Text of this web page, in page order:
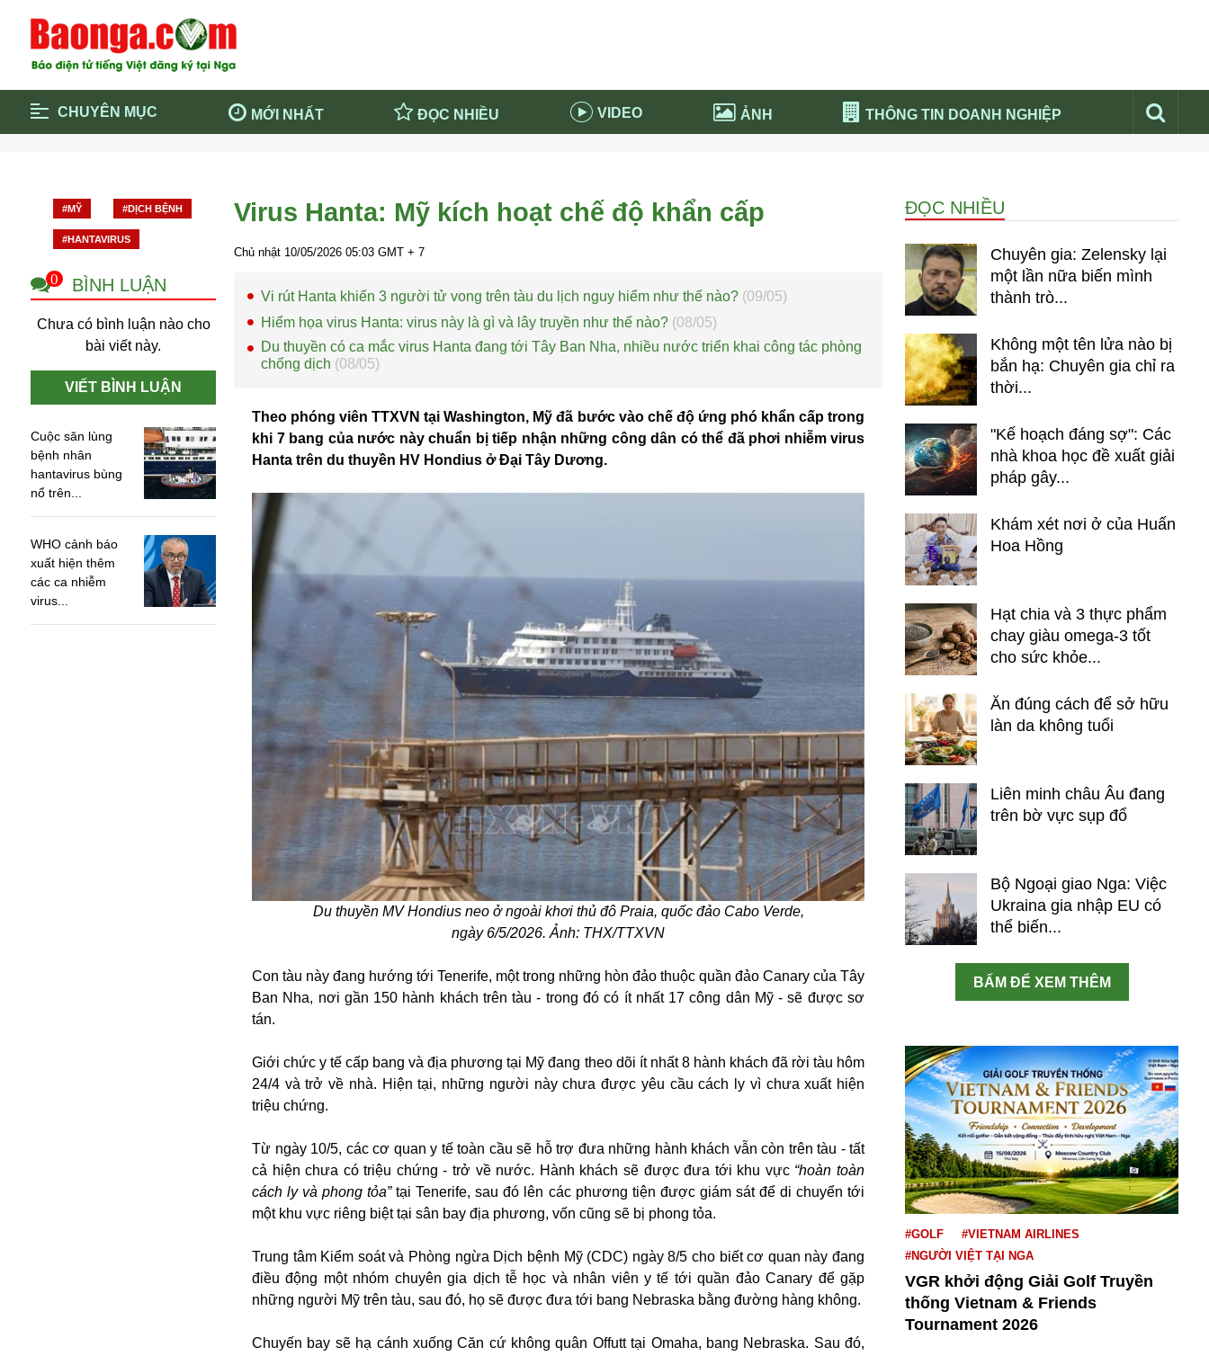
CHUYÊN MỤC MỚI NHẤT ĐỌC NHIỀU VIDEO ẢNH THÔNG TIN DOANH NGHIỆP
Nổi bật báo nga
Cộng đồng
Thông tin nước Nga NABU EDUCATION
Thư viện media
Cuộc sống quanh ta
Khám phá nước Nga
Phân tích thị trường Nga 2026
Quảng cáo
#MỸ #DỊCH BỆNH
#HANTAVIRUS
0 BÌNH LUẬN
Chưa có bình luận nào cho
bài viết này.
VIẾT BÌNH LUẬN
Cuộc săn lùng
bệnh nhân
hantavirus bùng
nổ trên...
WHO cảnh báo
xuất hiện thêm
các ca nhiễm
virus...
Virus Hanta: Mỹ kích hoạt chế độ khẩn cấp
Chủ nhật 10/05/2026 05:03 GMT + 7
Vi rút Hanta khiến 3 người tử vong trên tàu du lịch nguy hiểm như thế nào? (09/05)
Hiểm họa virus Hanta: virus này là gì và lây truyền như thế nào? (08/05)
Du thuyền có ca mắc virus Hanta đang tới Tây Ban Nha, nhiều nước triển khai công tác phòng
chống dịch (08/05)
Theo phóng viên TTXVN tại Washington, Mỹ đã bước vào chế độ ứng phó khẩn cấp trong
khi 7 bang của nước này chuẩn bị tiếp nhận những công dân có thể đã phơi nhiễm virus
Hanta trên du thuyền HV Hondius ở Đại Tây Dương.
Du thuyền MV Hondius neo ở ngoài khơi thủ đô Praia, quốc đảo Cabo Verde,
ngày 6/5/2026. Ảnh: THX/TTXVN
Con tàu này đang hướng tới Tenerife, một trong những hòn đảo thuộc quần đảo Canary của Tây
Ban Nha, nơi gần 150 hành khách trên tàu - trong đó có ít nhất 17 công dân Mỹ - sẽ được sơ
tán.
Giới chức y tế cấp bang và địa phương tại Mỹ đang theo dõi ít nhất 8 hành khách đã rời tàu hôm
24/4 và trở về nhà. Hiện tại, những người này chưa được yêu cầu cách ly vì chưa xuất hiện
triệu chứng.
Từ ngày 10/5, các cơ quan y tế toàn cầu sẽ hỗ trợ đưa những hành khách vẫn còn trên tàu - tất
cả hiện chưa có triệu chứng - trở về nước. Hành khách sẽ được đưa tới khu vực “hoàn toàn
cách ly và phong tỏa”tại Tenerife, sau đó lên các phương tiện được giám sát để di chuyển tới
một khu vực riêng biệt tại sân bay địa phương, vốn cũng sẽ bị phong tỏa.
Trung tâm Kiểm soát và Phòng ngừa Dịch bệnh Mỹ (CDC) ngày 8/5 cho biết cơ quan này đang
điều động một nhóm chuyên gia dịch tễ học và nhân viên y tế tới quần đảo Canary để gặp
những người Mỹ trên tàu, sau đó, họ sẽ được đưa tới bang Nebraska bằng đường hàng không.
Chuyến bay sẽ hạ cánh xuống Căn cứ không quân Offutt tại Omaha, bang Nebraska. Sau đó,
ĐỌC NHIỀU
Chuyên gia: Zelensky lại
một lần nữa biến mình
thành trò...
Không một tên lửa nào bị
bắn hạ: Chuyên gia chỉ ra
thời...
"Kế hoạch đáng sợ": Các
nhà khoa học đề xuất giải
pháp gây...
Khám xét nơi ở của Huấn
Hoa Hồng
Hạt chia và 3 thực phẩm
chay giàu omega-3 tốt
cho sức khỏe...
Ăn đúng cách để sở hữu
làn da không tuổi
Liên minh châu Âu đang
trên bờ vực sụp đổ
Bộ Ngoại giao Nga: Việc
Ukraina gia nhập EU có
thể biến...
BẤM ĐỂ XEM THÊM
#GOLF
#VIETNAM AIRLINES
#NGƯỜI VIỆT TẠI NGA
VGR khởi động Giải Golf Truyền
thống Vietnam & Friends
Tournament 2026